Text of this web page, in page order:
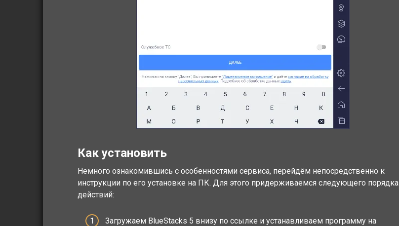
Как установить
Немного ознакомившись с особенностями сервиса, перейдём непосредственно к
инструкции по его установке на ПК. Для этого придерживаемся следующего порядка
действий:
Загружаем BlueStacks 5 внизу по ссылке и устанавливаем программу на